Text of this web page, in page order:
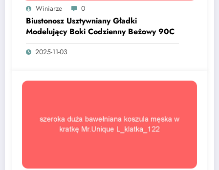
Winiarze 0
Biustonosz Usztywniany Gładki
Modelujący Boki Codzienny Beżowy 90C
2025-11-03